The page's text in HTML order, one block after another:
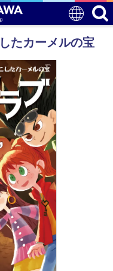
たカーメルの宝